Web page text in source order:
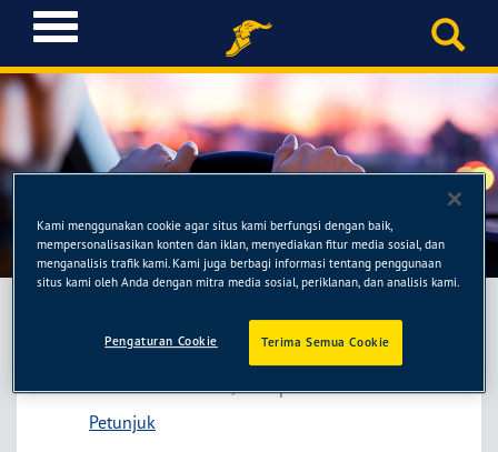
T
o
g
e
n
v
i
g
a
n
Sentral Motor
Jl. Sudirman no. 44, Kabupaten Jembrana
Petunjuk
Kami menggunakan cookie agar situs kami berfungsi dengan baik,
mempersonalisasikan konten dan iklan, menyediakan fitur media sosial, dan
menganalisis trafik kami. Kami juga berbagi informasi tentang penggunaan
situs kami oleh Anda dengan mitra media sosial, periklanan, dan analisis kami.
Terima Semua Cookie
Pengaturan Cookie